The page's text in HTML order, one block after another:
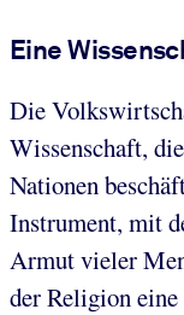
Eine
Die
Wissenschaft,
Nationen
Instrument, mit
Armut vieler
der Religion